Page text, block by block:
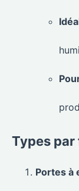
Types
Portes à